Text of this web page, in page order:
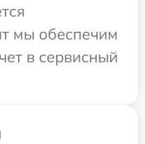
мы обеспечим
в сервисный